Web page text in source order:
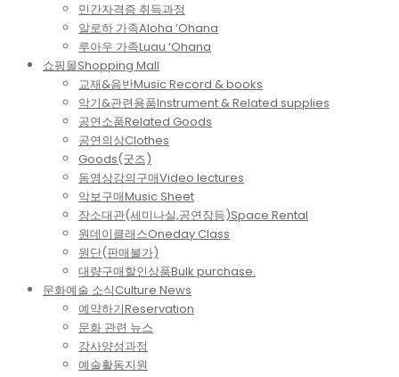
민간자격증 취득과정
알로하 가족Aloha ‘Ohana
루아우 가족Luau ‘Ohana
쇼핑몰Shopping Mall
교재&음반Music Record & books
악기&관련용품Instrument & Related supplies
공연소품Related Goods
공연의상Clothes
Goods(굿즈)
동영상강의구매Video lectures
악보구매Music Sheet
장소대관(세미나실,공연장등)Space Rental
원데이클래스Oneday Class
원단(판매불가)
대량구매할인상품Bulk purchase.
문화예술 소식Culture News
예약하기Reservation
문화 관련 뉴스
강사양성과정
예술활동지원